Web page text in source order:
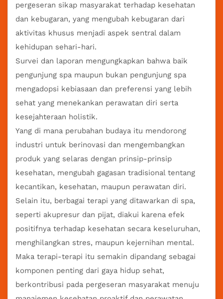
pergeseran sikap masyarakat terhadap kesehatan
dan kebugaran, yang mengubah kebugaran dari
aktivitas khusus menjadi aspek sentral dalam
kehidupan sehari-hari.
Survei dan laporan mengungkapkan bahwa baik
pengunjung spa maupun bukan pengunjung spa
mengadopsi kebiasaan dan preferensi yang lebih
sehat yang menekankan perawatan diri serta
kesejahteraan holistik.
Yang di mana perubahan budaya itu mendorong
industri untuk berinovasi dan mengembangkan
produk yang selaras dengan prinsip-prinsip
kesehatan, mengubah gagasan tradisional tentang
kecantikan, kesehatan, maupun perawatan diri.
Selain itu, berbagai terapi yang ditawarkan di spa,
seperti akupresur dan pijat, diakui karena efek
positifnya terhadap kesehatan secara keseluruhan,
menghilangkan stres, maupun kejernihan mental.
Maka terapi-terapi itu semakin dipandang sebagai
komponen penting dari gaya hidup sehat,
berkontribusi pada pergeseran masyarakat menuju